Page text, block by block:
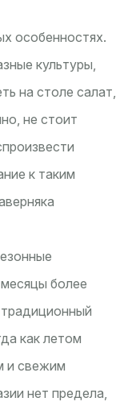
особенностях.
культуры,
на столе салат,
не стоит
к таким
более
как летом
и свежим
нет предела,